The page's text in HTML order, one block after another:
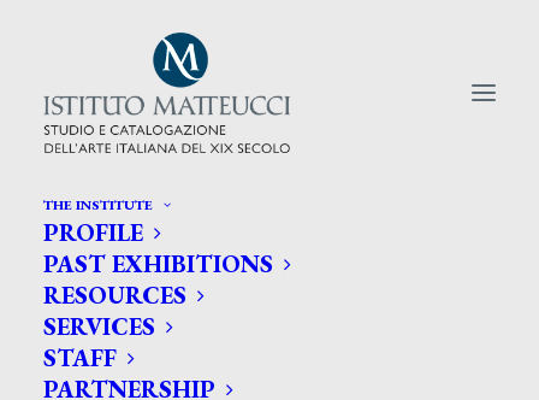
THE INSTITUTE
PROFILE
PAST EXHIBITIONS
RESOURCES
SERVICES
STAFF
PARTNERSHIP
CERCA TRA GLI ARTISTI:
Search
for: